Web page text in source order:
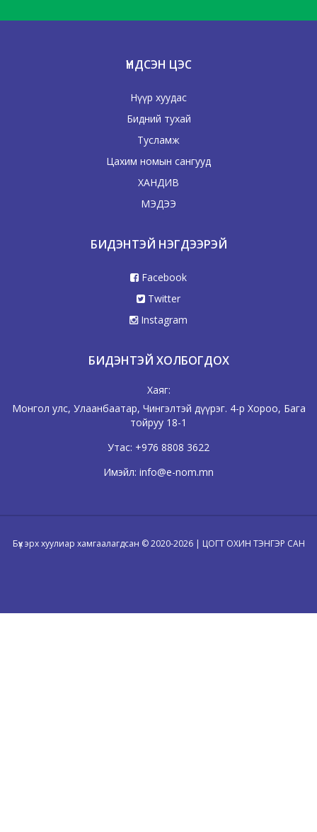
ҮНДСЭН ЦЭС
Нүүр хуудас
Бидний тухай
Тусламж
Цахим номын сангууд
ХАНДИВ
МЭДЭЭ
БИДЭНТЭЙ НЭГДЭЭРЭЙ
Facebook
Twitter
Instagram
БИДЭНТЭЙ ХОЛБОГДОХ
Хаяг:
Монгол улс, Улаанбаатар, Чингэлтэй дүүрэг. 4-р Хороо, Бага
тойруу 18-1
Утас: +976 8808 3622
Имэйл: info@e-nom.mn
Бүх эрх хуулиар хамгаалагдсан © 2020-2026 | ЦОГТ ОХИН ТЭНГЭР САН